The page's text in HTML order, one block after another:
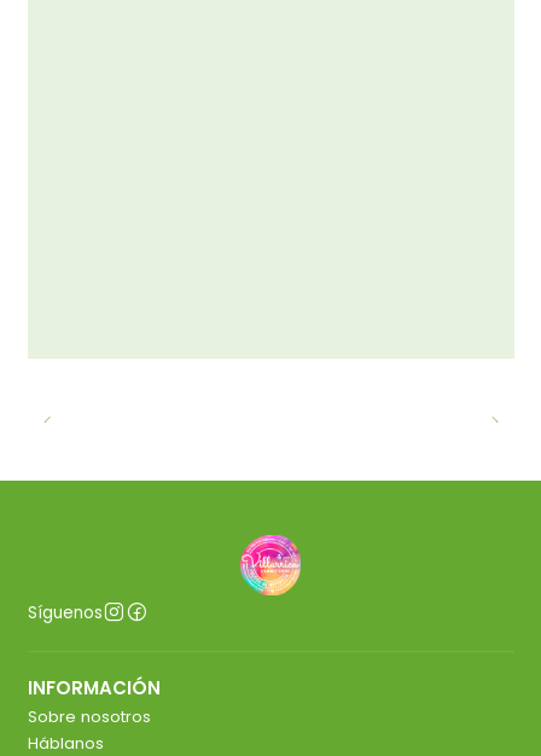
Síguenos
INFORMACIÓN
Sobre nosotros
Háblanos